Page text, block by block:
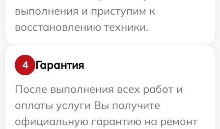
выполнения и приступим к
восстановлению техники.
4
Гарантия
После выполнения всех работ и
оплаты услуги Вы получите
официальную гарантию на ремонт